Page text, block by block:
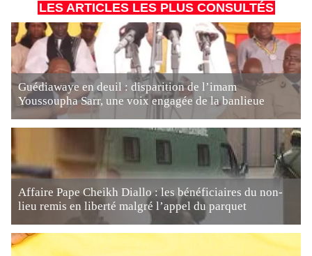
LES ARTICLES LES PLUS CONSULTÉS
Guédiawaye en deuil : disparition de l’imam
Youssoupha Sarr, une voix engagée de la banlieue
Affaire Pape Cheikh Diallo : les bénéficiaires du non-
lieu remis en liberté malgré l’appel du parquet